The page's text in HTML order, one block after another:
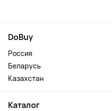
DoBuy
Россия
Беларусь
Казахстан
Каталог